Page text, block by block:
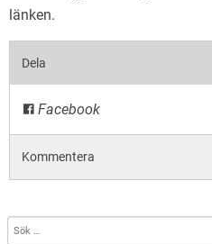
länken.
Dela
Facebook
Kommentera